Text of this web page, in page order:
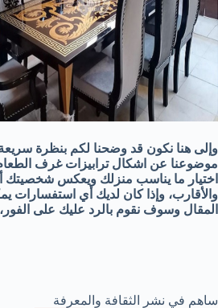
وإلى هنا نكون قد وضحنا لكم بنظرة
موضوعنا عن اشكال ترابيزات غرف
اختيار ما يناسب منزلك ويعكس شخصيتك
والأقارب، وإذا كان لديك أي استفسارات
المقال وسوف نقوم بالرد عليك على الفور،
ساهم في نشر الثقافة والمعرفة